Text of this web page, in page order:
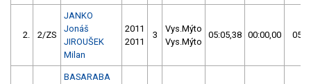
2. 2/ZS
JANKO
Jonáš
JIROUŠEK
Milan
2011
2011
3
Vys.Mýto
Vys.Mýto
05:05,38 00:00,00
BASARABA